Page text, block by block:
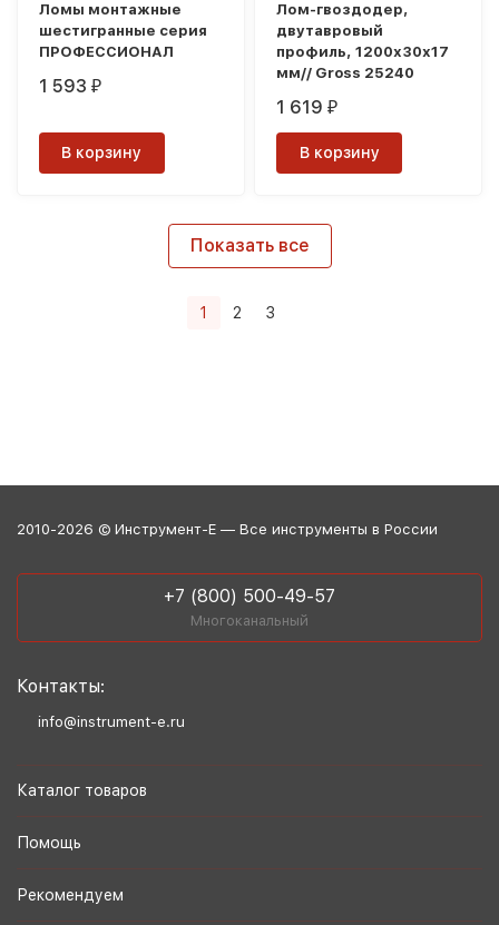
Ломы монтажные
шестигранные серия
ПРОФЕССИОНАЛ
1 593₽
В корзину
Лом-гвоздодер,
двутавровый
профиль, 1200х30х17
мм// Gross 25240
1 619₽
В корзину
Показать все
1 2 3
2010-2026 © Инструмент-Е — Все инструменты в России
+7 (800) 500-49-57
Многоканальный
Контакты:
info@instrument-e.ru
Каталог товаров
Помощь
Рекомендуем